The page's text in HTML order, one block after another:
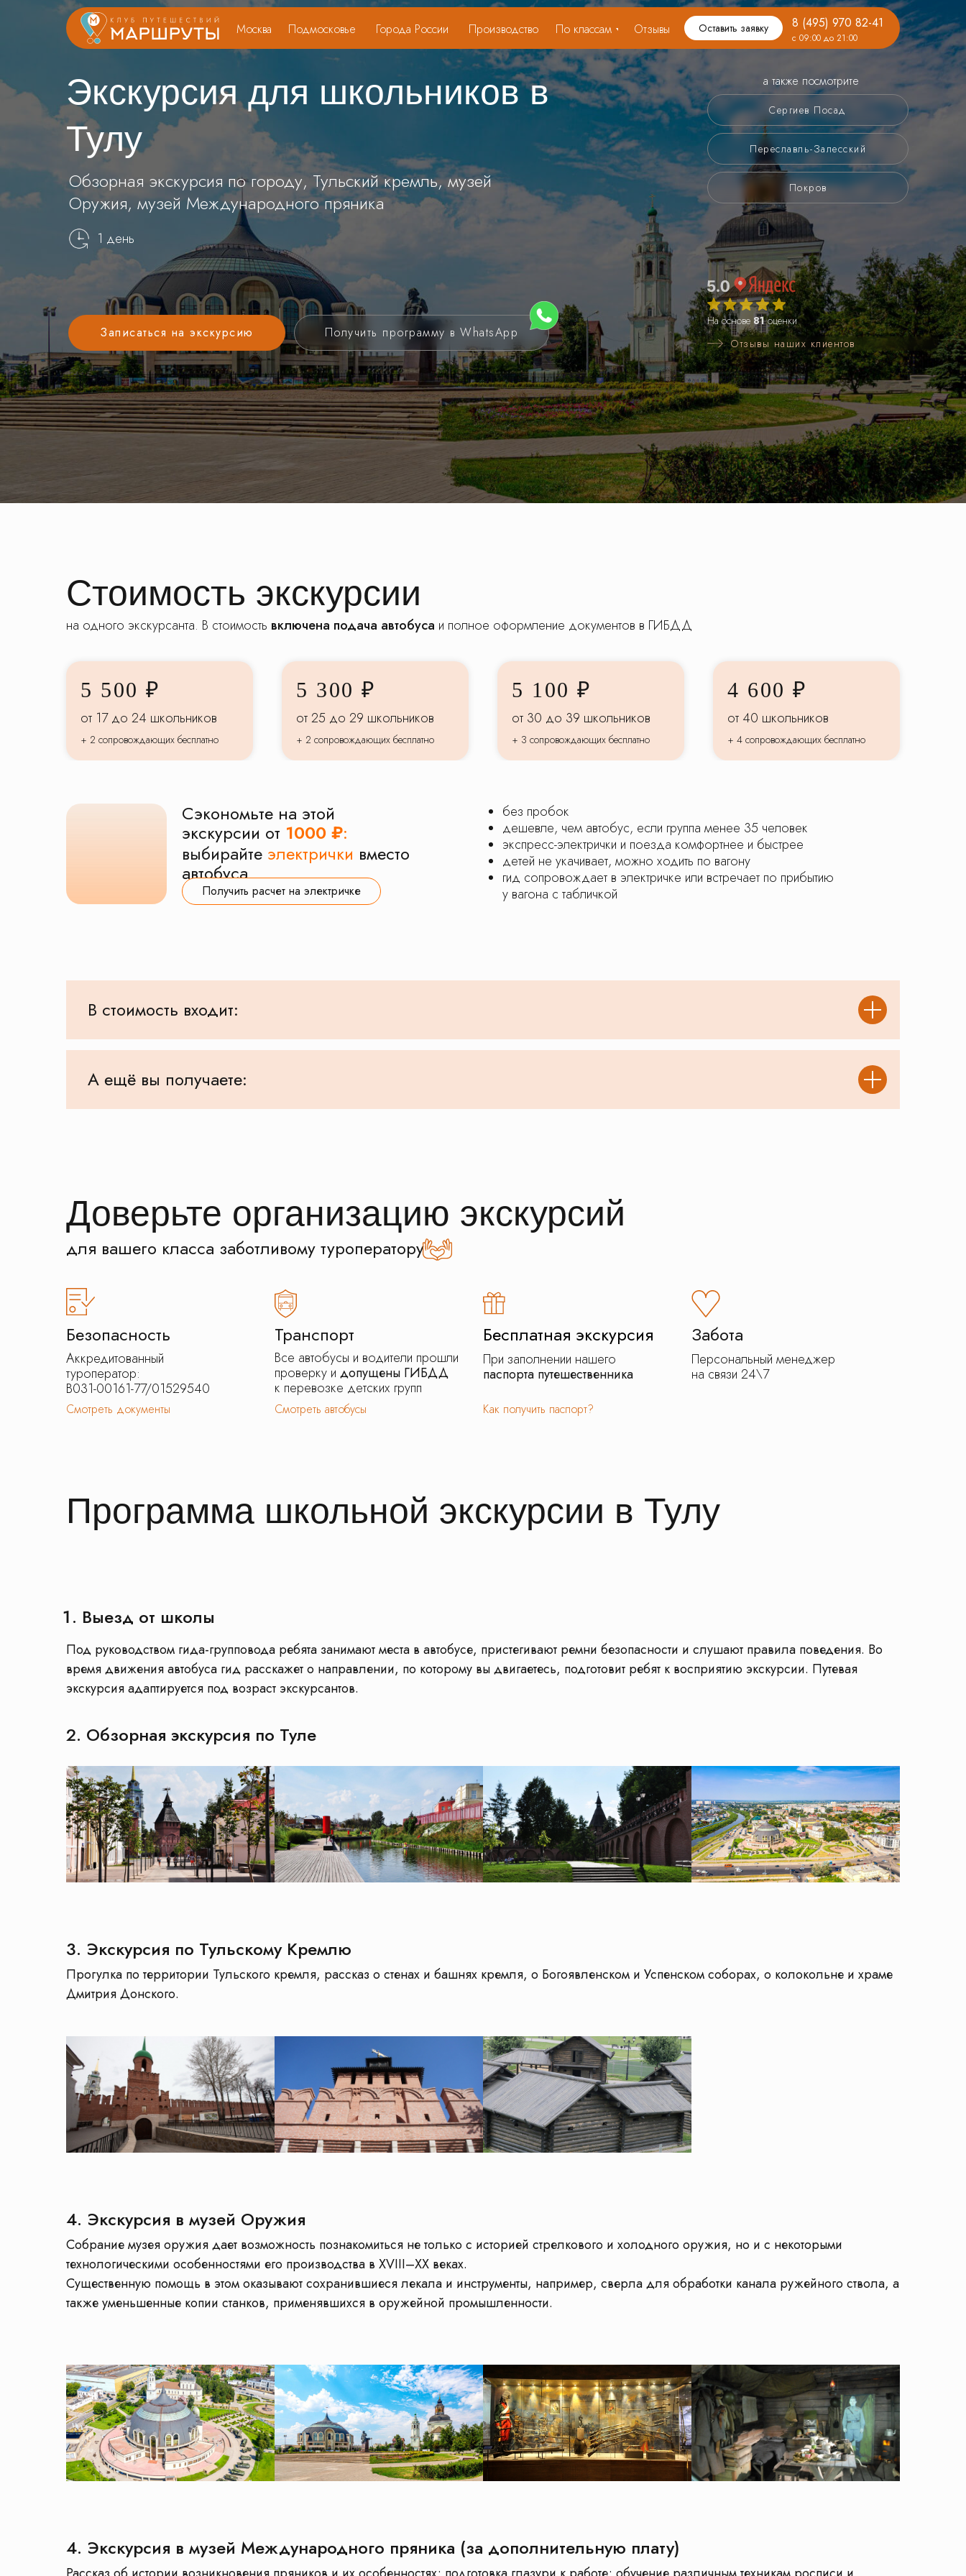
Подмосковье По классам
Производство
Города России
Москва Отзывы 8 (495) 970 82-41
с 09:00 до 21:00
Оставить заявку
Отзывы наших клиентов
На основе 81оценки
1 день
Обзорная экскурсия по городу, Тульский кремль, музей
Оружия, музей Международного пряника
Экскурсия для школьников в
Тулу
Сергиев Посад
Переславль-Залесский
Покров
а также посмотрите
Записаться на экскурсию Получить программу в WhatsApp
на одного экскурсанта. В стоимость включена подача автобуса и полное оформление документов в ГИБДД
Стоимость экскурсии
5 500 ₽
от 17 до 24 школьников
+ 2 сопровождающих бесплатно
5 300 ₽
от 25 до 29 школьников
+ 2 сопровождающих бесплатно
5 100 ₽
от 30 до 39 школьников
+ 3 сопровождающих бесплатно
4 600 ₽
от 40 школьников
+ 4 сопровождающих бесплатно
Сэкономьте на этой
экскурсии от 1000 ₽:
выбирайте электрички вместо
автобуса
без пробок
дешевле, чем автобус, если группа менее 35 человек
экспресс-электрички и поезда комфортнее и быстрее
детей не укачивает, можно ходить по вагону
гид сопровождает в электричке или встречает по прибытию
у вагона с табличкой
Получить расчет на электричке
В стоимость входит:
А ещё вы получаете:
Доверьте организацию экскурсий
Персональный менеджер
на связи 24\7
Все автобусы и водители прошли
проверку и допущены ГИБДД
к перевозке детских групп
Аккредитованный
туроператор:
В031-00161-77/01529540
При заполнении нашего
паспорта путешественника
для вашего класса заботливому туроператору
Безопасность Транспорт Бесплатная экскурсия Забота
Смотреть документы Смотреть автобусы Как получить паспорт?
Программа школьной экскурсии в Тулу
Выезд от школы
Под руководством гида-групповода ребята занимают места в автобусе, пристегивают ремни безопасности и слушают правила поведения. Во
время движения автобуса гид расскажет о направлении, по которому вы двигаетесь, подготовит ребят к восприятию экскурсии. Путевая
экскурсия адаптируется под возраст экскурсантов.
2. Обзорная экскурсия по Туле
3. Экскурсия по Тульскому Кремлю
Прогулка по территории Тульского кремля, рассказ о стенах и башнях кремля, о Богоявленском и Успенском соборах, о колокольне и храме
Дмитрия Донского.
4. Экскурсия в музей Оружия
Собрание музея оружия дает возможность познакомиться не только с историей стрелкового и холодного оружия, но и с некоторыми
технологическими особенностями его производства в ХVIII–ХХ веках.
Существенную помощь в этом оказывают сохранившиеся лекала и инструменты, например, сверла для обработки канала ружейного ствола, а
также уменьшенные копии станков, применявшихся в оружейной промышленности.
4. Экскурсия в музей Международного пряника (за дополнительную плату)